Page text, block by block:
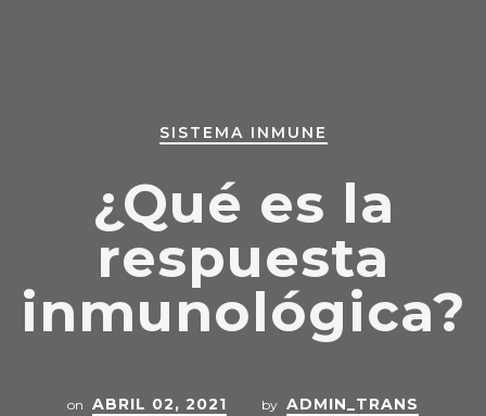
SISTEMA INMUNE
¿Qué es la
respuesta
inmunológica?
on ABRIL 02, 2021 by ADMIN_TRANS